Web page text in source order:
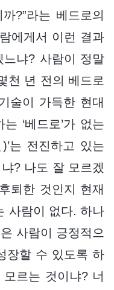
?”라는 베드로의
에게서 이런 결과
냐? 사람이 정말
천 년 전의 베드로
술이 가득한 현대
‘베드로’가 없는
는 전진하고 있는
? 나도 잘 모르겠
퇴한 것인지 현재
사람이 없다. 하나
사람이 긍정적으
장할 수 있도록 하
르는 것이냐? 너